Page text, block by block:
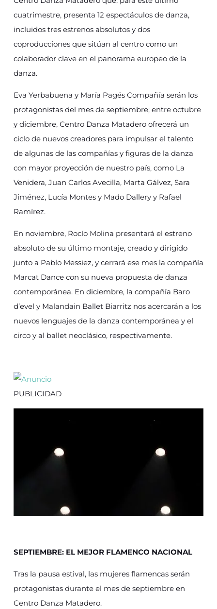
cuatrimestre, presenta 12 espectáculos de danza,
incluidos tres estrenos absolutos y dos
coproducciones que sitúan al centro como un
colaborador clave en el panorama europeo de la
danza.
Eva Yerbabuena y María Pagés Compañía serán los
protagonistas del mes de septiembre; entre octubre
y diciembre, Centro Danza Matadero ofrecerá un
ciclo de nuevos creadores para impulsar el talento
de algunas de las compañías y figuras de la danza
con mayor proyección de nuestro país, como La
Venidera, Juan Carlos Avecilla, Marta Gálvez, Sara
Jiménez, Lucía Montes y Mado Dallery y Rafael
Ramírez.
En noviembre, Rocío Molina presentará el estreno
absoluto de su último montaje, creado y dirigido
junto a Pablo Messiez, y cerrará ese mes la compañía
Marcat Dance con su nueva propuesta de danza
contemporánea. En diciembre, la compañía Baro
d’evel y Malandain Ballet Biarritz nos acercarán a los
nuevos lenguajes de la danza contemporánea y el
circo y al ballet neoclásico, respectivamente.
PUBLICIDAD
SEPTIEMBRE: EL MEJOR FLAMENCO NACIONAL
Tras la pausa estival, las mujeres flamencas serán
protagonistas durante el mes de septiembre en
Centro Danza Matadero.